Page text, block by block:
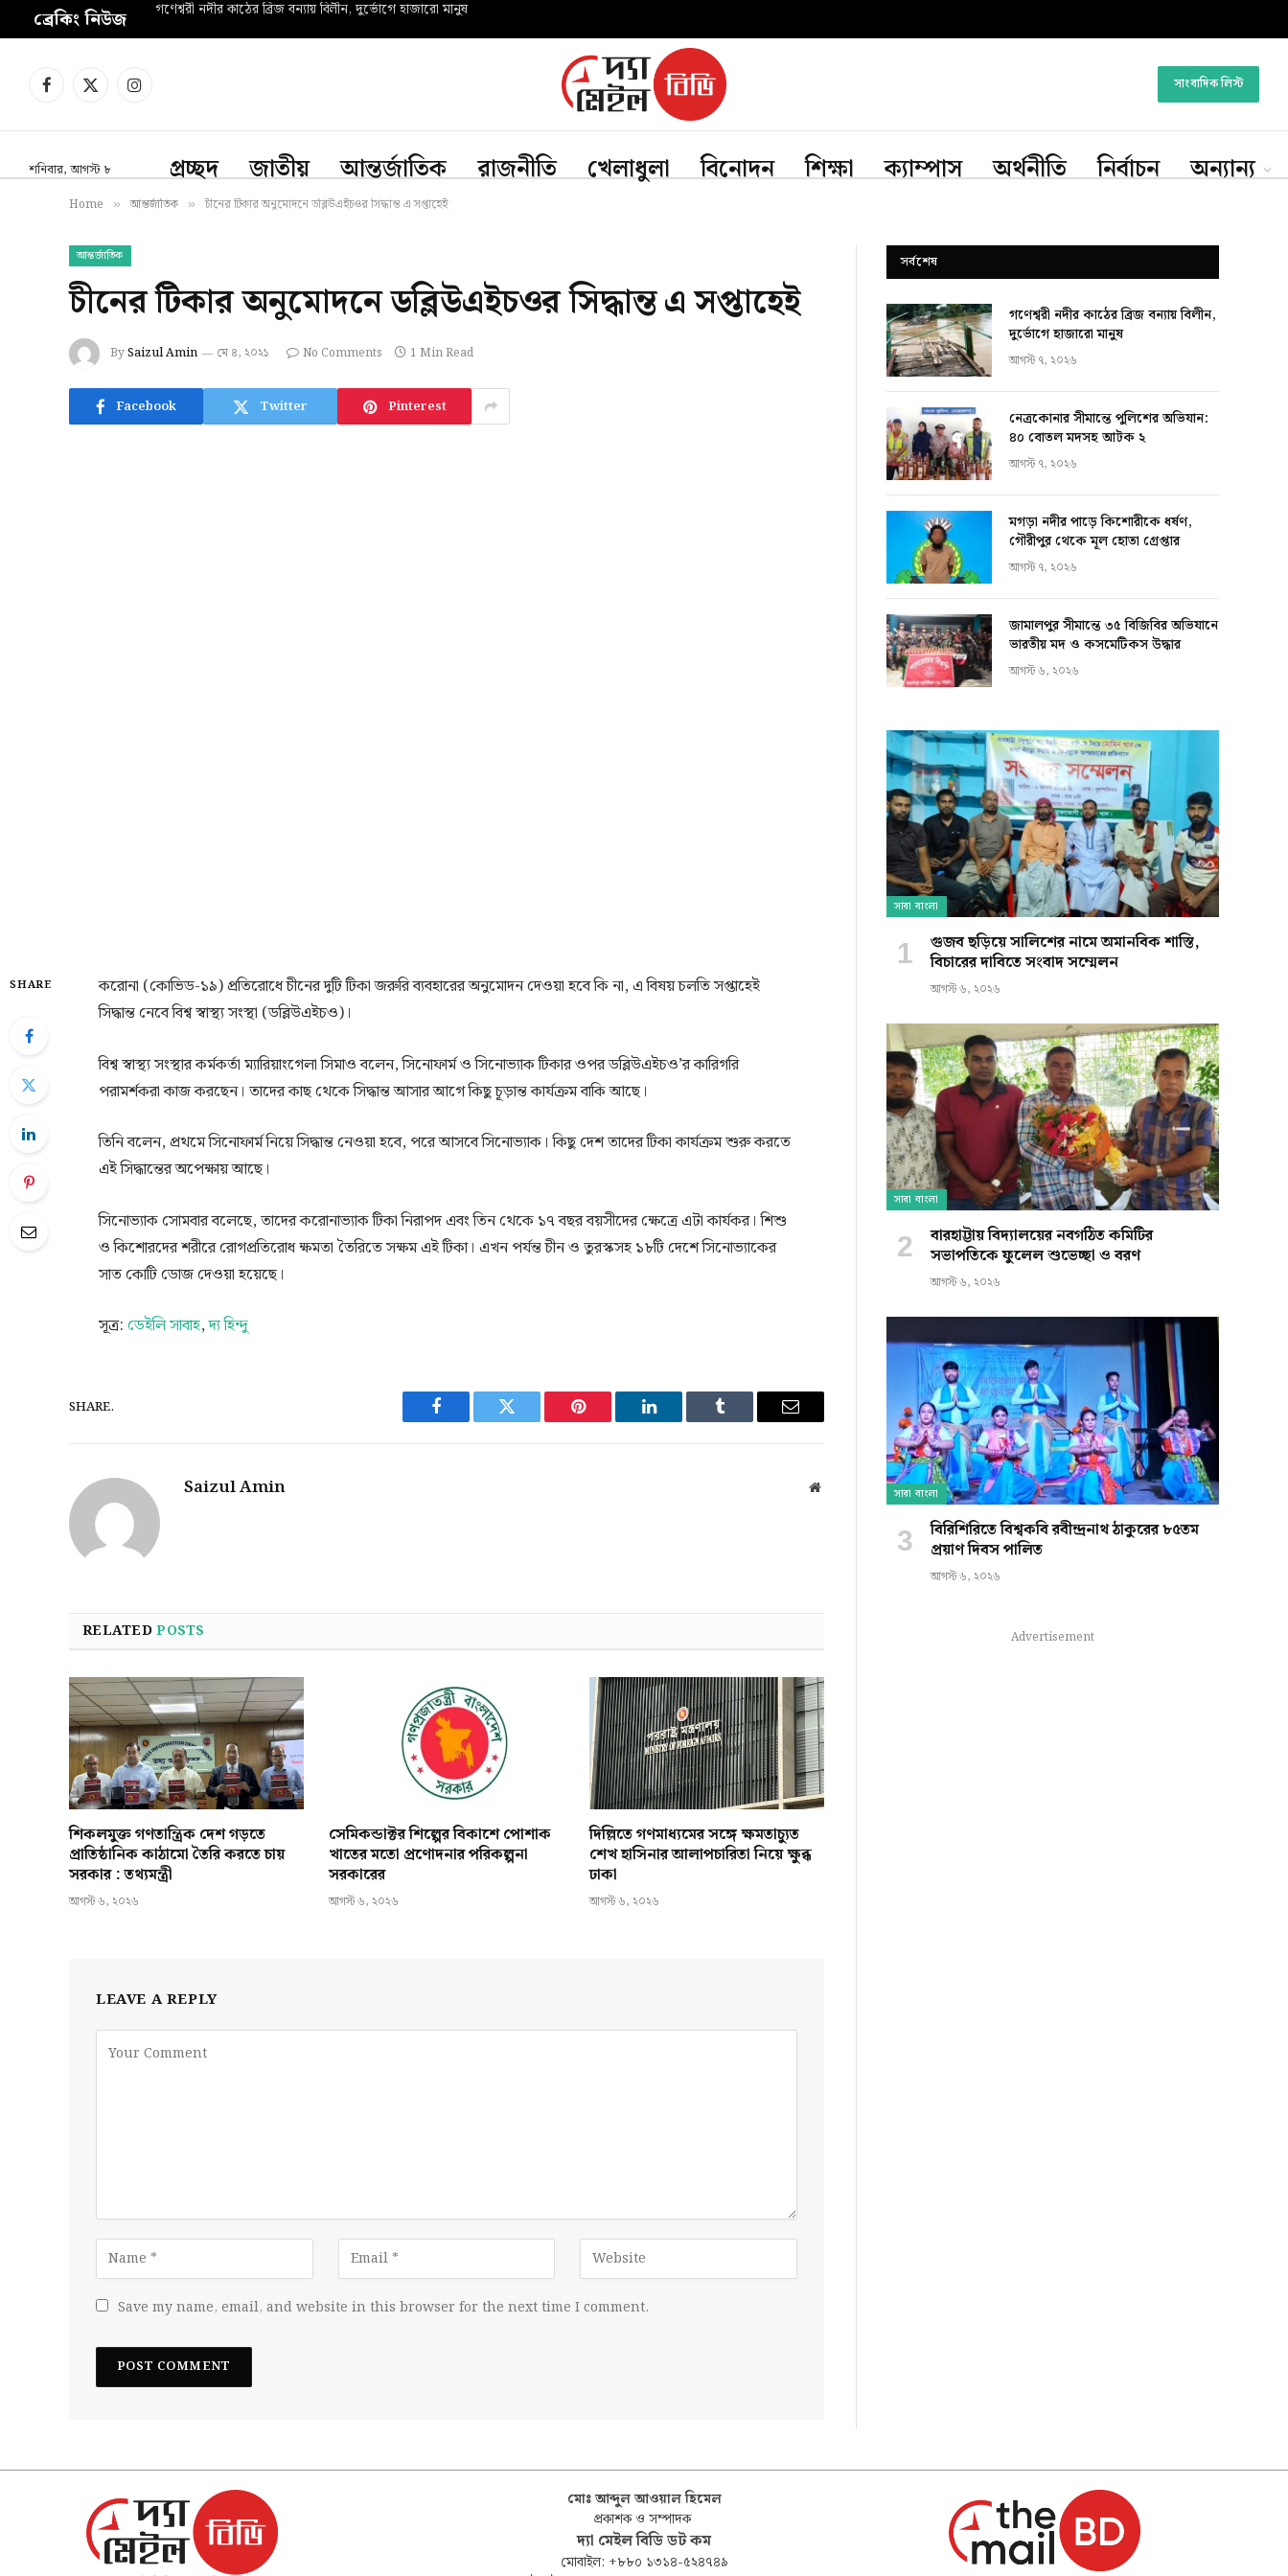
ব্রেকিং নিউজ গণেশ্বরী নদীর কাঠের ব্রিজ বন্যায় বিলীন, দুর্ভোগে হাজারো মানুষ
Facebook
X
Instagram সাংবাদিক লিস্ট
শনিবার, আগস্ট ৮ প্রচ্ছদ জাতীয় আন্তর্জাতিক রাজনীতি খেলাধুলা বিনোদন শিক্ষা ক্যাম্পাস অর্থনীতি নির্বাচন অন্যান্য
Home » আন্তর্জাতিক » চীনের টিকার অনুমোদনে ডব্লিউএইচওর সিদ্ধান্ত এ সপ্তাহেই
আন্তর্জাতিক
চীনের টিকার অনুমোদনে ডব্লিউএইচওর সিদ্ধান্ত এ সপ্তাহেই
BySaizul Amin মে ৪, ২০২১ No Comments 1 Min Read
Facebook Twitter Pinterest
SHARE
করোনা (কোভিড-১৯) প্রতিরোধে চীনের দুটি টিকা জরুরি ব্যবহারের অনুমোদন দেওয়া হবে কি না, এ বিষয় চলতি সপ্তাহেই
সিদ্ধান্ত নেবে বিশ্ব স্বাস্থ্য সংস্থা (ডব্লিউএইচও)।
বিশ্ব স্বাস্থ্য সংস্থার কর্মকর্তা ম্যারিয়াংগেলা সিমাও বলেন, সিনোফার্ম ও সিনোভ্যাক টিকার ওপর ডব্লিউএইচও’র কারিগরি
পরামর্শকরা কাজ করছেন। তাদের কাছ থেকে সিদ্ধান্ত আসার আগে কিছু চূড়ান্ত কার্যক্রম বাকি আছে।
তিনি বলেন, প্রথমে সিনোফার্ম নিয়ে সিদ্ধান্ত নেওয়া হবে, পরে আসবে সিনোভ্যাক। কিছু দেশ তাদের টিকা কার্যক্রম শুরু করতে
এই সিদ্ধান্তের অপেক্ষায় আছে।
সিনোভ্যাক সোমবার বলেছে, তাদের করোনাভ্যাক টিকা নিরাপদ এবং তিন থেকে ১৭ বছর বয়সীদের ক্ষেত্রে এটা কার্যকর। শিশু
ও কিশোরদের শরীরে রোগপ্রতিরোধ ক্ষমতা তৈরিতে সক্ষম এই টিকা। এখন পর্যন্ত চীন ও তুরস্কসহ ১৮টি দেশে সিনোভ্যাকের
সাত কোটি ডোজ দেওয়া হয়েছে।
সূত্র:ডেইলি সাবাহ,দ্য হিন্দু
SHARE.
Facebook Twitter Pinterest LinkedIn Tumblr Email
Saizul Amin Website
RELATEDPOSTS
শিকলমুক্ত গণতান্ত্রিক দেশ গড়তে
প্রাতিষ্ঠানিক কাঠামো তৈরি করতে চায়
সরকার : তথ্যমন্ত্রী
আগস্ট ৬, ২০২৬
সেমিকন্ডাক্টর শিল্পের বিকাশে পোশাক
খাতের মতো প্রণোদনার পরিকল্পনা
সরকারের
আগস্ট ৬, ২০২৬
দিল্লিতে গণমাধ্যমের সঙ্গে ক্ষমতাচ্যুত
শেখ হাসিনার আলাপচারিতা নিয়ে ক্ষুব্ধ
ঢাকা
আগস্ট ৬, ২০২৬
LEAVE A REPLY
Save my name, email, and website in this browser for the next time I comment.
সর্বশেষ
গণেশ্বরী নদীর কাঠের ব্রিজ বন্যায় বিলীন,
দুর্ভোগে হাজারো মানুষ
আগস্ট ৭, ২০২৬
নেত্রকোনার সীমান্তে পুলিশের অভিযান:
৪০ বোতল মদসহ আটক ২
আগস্ট ৭, ২০২৬
মগড়া নদীর পাড়ে কিশোরীকে ধর্ষণ,
গৌরীপুর থেকে মূল হোতা গ্রেপ্তার
আগস্ট ৭, ২০২৬
জামালপুর সীমান্তে ৩৫ বিজিবির অভিযানে
ভারতীয় মদ ও কসমেটিকস উদ্ধার
আগস্ট ৬, ২০২৬
সারা বাংলা
গুজব ছড়িয়ে সালিশের নামে অমানবিক শাস্তি,
বিচারের দাবিতে সংবাদ সম্মেলন
আগস্ট ৬, ২০২৬
সারা বাংলা
বারহাট্টায় বিদ্যালয়ের নবগঠিত কমিটির
সভাপতিকে ফুলেল শুভেচ্ছা ও বরণ
আগস্ট ৬, ২০২৬
সারা বাংলা
বিরিশিরিতে বিশ্বকবি রবীন্দ্রনাথ ঠাকুরের ৮৫তম
প্রয়াণ দিবস পালিত
আগস্ট ৬, ২০২৬
Advertisement
মোঃ আব্দুল আওয়াল হিমেল
প্রকাশক ও সম্পাদক
দ্যা মেইল বিডি ডট কম
মোবাইল: +৮৮০ ১৩১৪-৫২৪৭৪৯